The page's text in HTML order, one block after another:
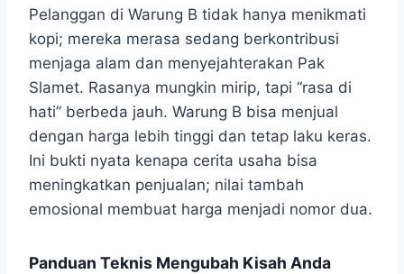
Pelanggan di Warung B tidak hanya menikmati
kopi; mereka merasa sedang berkontribusi
menjaga alam dan menyejahterakan Pak
Slamet. Rasanya mungkin mirip, tapi “rasa di
hati” berbeda jauh. Warung B bisa menjual
dengan harga lebih tinggi dan tetap laku keras.
Ini bukti nyata kenapa cerita usaha bisa
meningkatkan penjualan; nilai tambah
emosional membuat harga menjadi nomor dua.
Panduan Teknis Mengubah Kisah Anda